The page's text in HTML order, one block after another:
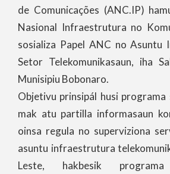
de Comunicações (ANC.IP)
Nasional Infraestrutura no
sosializa Papel ANC no Asuntu
Setor Telekomunikasaun, iha
Munisipiu Bobonaro.
Objetivu prinsipál husi programa
mak atu partilla informasaun
oinsa regula no superviziona
asuntu infraestrutura
Leste, hakbesik